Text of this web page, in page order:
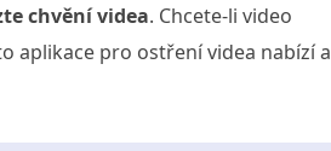
chvění videa. Chcete-li video
aplikace pro ostření videa nabízí a